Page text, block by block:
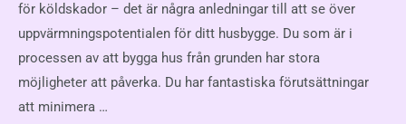
för köldskador – det är några anledningar till att se över
uppvärmningspotentialen för ditt husbygge. Du som är i
processen av att bygga hus från grunden har stora
möjligheter att påverka. Du har fantastiska förutsättningar
att minimera …